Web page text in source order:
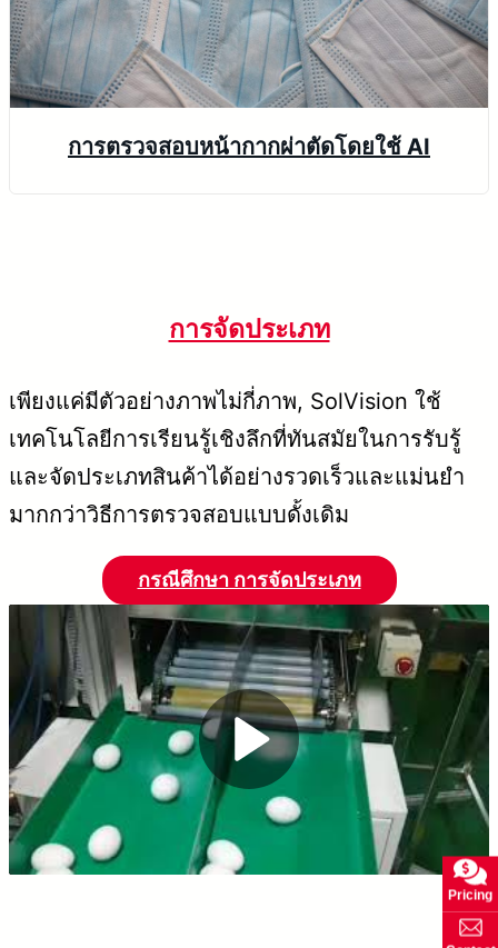
การตรวจสอบหน้ากากผ่าตัดโดยใช้ AI
การจัดประเภท
เพียงแค่มีตัวอย่างภาพไม่กี่ภาพ, SolVision ใช้
เทคโนโลยีการเรียนรู้เชิงลึกที่ทันสมัยในการรับรู้
และจัดประเภทสินค้าได้อย่างรวดเร็วและแม่นยำ
มากกว่าวิธีการตรวจสอบแบบดั้งเดิม
กรณีศึกษา การจัดประเภท
P
Pricing